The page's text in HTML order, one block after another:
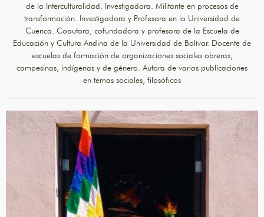
de la Interculturalidad. Investigadora. Militante en procesos de
transformación. Investigadora y Profesora en la Universidad de
Cuenca. Coautora, cofundadora y profesora de la Escuela de
Educación y Cultura Andina de la Universidad de Bolívar. Docente de
escuelas de formación de organizaciones sociales obreras,
campesinas, indígenas y de género. Autora de varias publicaciones
en temas sociales, filosóficos